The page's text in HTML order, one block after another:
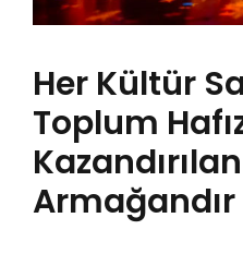
Her Kültür
Toplum
Armağandır